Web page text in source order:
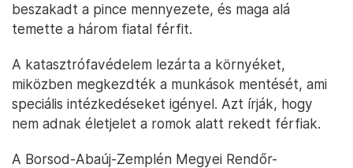
beszakadt a pince mennyezete, és maga alá
temette a három fiatal férfit.
A katasztrófavédelem lezárta a környéket,
miközben megkezdték a munkások mentését, ami
speciális intézkedéseket igényel. Azt írják, hogy
nem adnak életjelet a romok alatt rekedt férfiak.
A Borsod-Abaúj-Zemplén Megyei Rendőr-